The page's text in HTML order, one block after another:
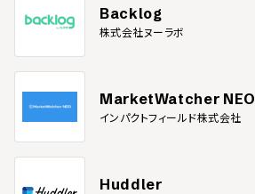
Backlog
株式会社ヌーラボ
MarketWatcher NEO
インパクトフィールド株式会社
Huddler